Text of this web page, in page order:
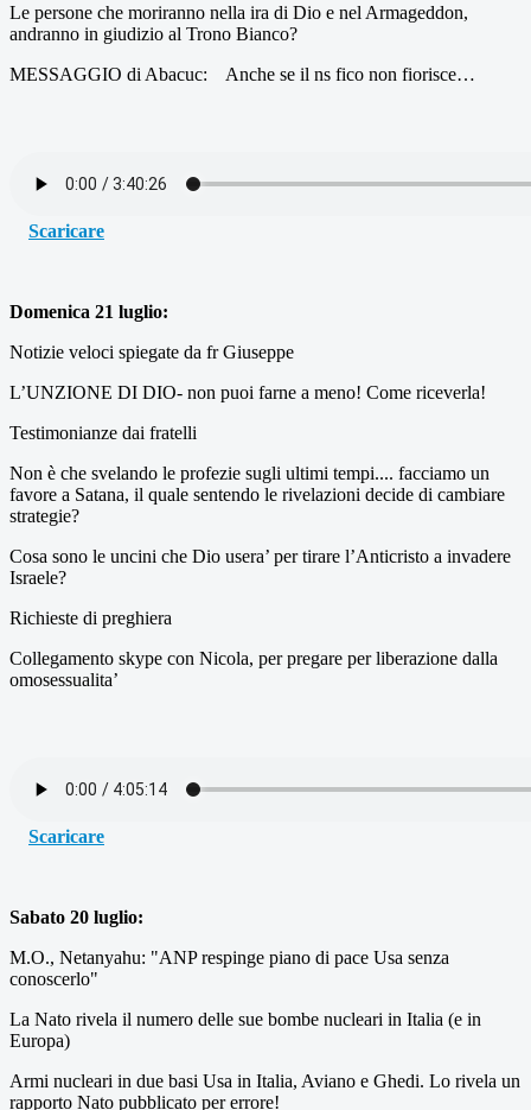
Le persone che moriranno nella ira di Dio e nel Armageddon,
andranno in giudizio al Trono Bianco?
MESSAGGIO di Abacuc: Anche se il ns fico non fiorisce…
Scaricare
Domenica 21 luglio:
Notizie veloci spiegate da fr Giuseppe
L’UNZIONE DI DIO- non puoi farne a meno! Come riceverla!
Testimonianze dai fratelli
Non è che svelando le profezie sugli ultimi tempi.... facciamo un
favore a Satana, il quale sentendo le rivelazioni decide di cambiare
strategie?
Cosa sono le uncini che Dio usera’ per tirare l’Anticristo a invadere
Israele?
Richieste di preghiera
Collegamento skype con Nicola, per pregare per liberazione dalla
omosessualita’
Scaricare
Sabato 20 luglio:
M.O., Netanyahu: "ANP respinge piano di pace Usa senza
conoscerlo"
La Nato rivela il numero delle sue bombe nucleari in Italia (e in
Europa)
Armi nucleari in due basi Usa in Italia, Aviano e Ghedi. Lo rivela un
rapporto Nato pubblicato per errore!